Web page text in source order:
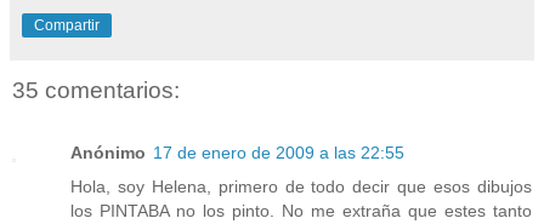
Compartir
35 comentarios:
Anónimo 17 de enero de 2009 a las 22:55
Hola, soy Helena, primero de todo decir que esos dibujos
los PINTABA no los pinto. No me extraña que estes tanto